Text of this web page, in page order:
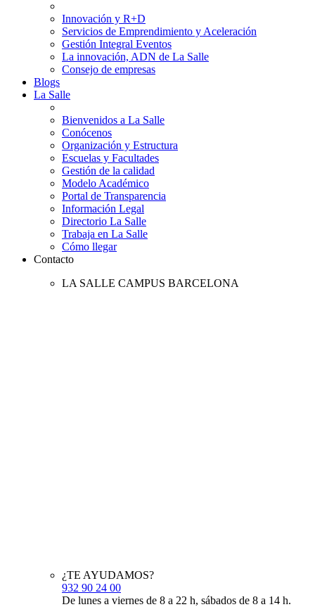
Innovación y R+D
Servicios de Emprendimiento y Aceleración
Gestión Integral Eventos
La innovación, ADN de La Salle
Consejo de empresas
Blogs
La Salle
Bienvenidos a La Salle
Conócenos
Organización y Estructura
Escuelas y Facultades
Gestión de la calidad
Modelo Académico
Portal de Transparencia
Información Legal
Directorio La Salle
Trabaja en La Salle
Cómo llegar
Contacto
LA SALLE CAMPUS BARCELONA
¿TE AYUDAMOS?
932 90 24 00
De lunes a viernes de 8 a 22 h, sábados de 8 a 14 h.